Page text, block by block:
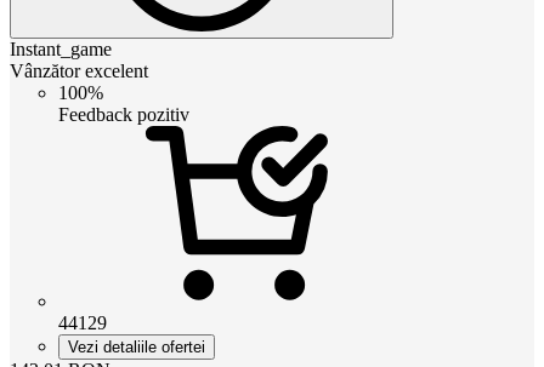
Instant_game
Vânzător excelent
100%
Feedback pozitiv
44129
Vezi detaliile ofertei